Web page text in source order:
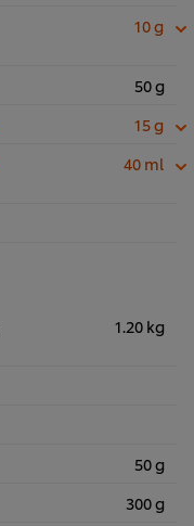
10 g
50 g
15 g
40 ml
1.20 kg
50 g
300 g